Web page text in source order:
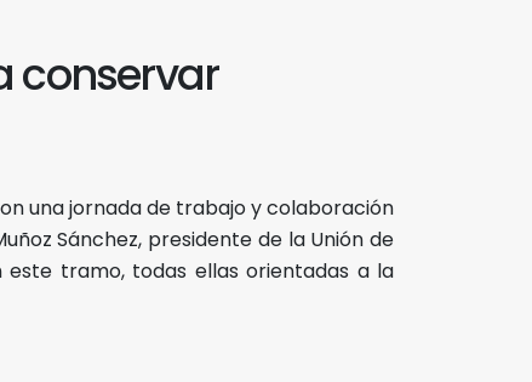
conservar
una jornada de trabajo y colaboración
Sánchez, presidente de la Unión de
este tramo, todas ellas orientadas a la